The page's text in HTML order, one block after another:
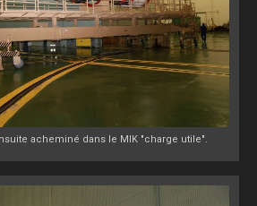
acheminé dans le MIK "charge utile".